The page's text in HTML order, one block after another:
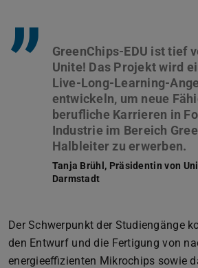
”
GreenChips-EDU ist tief
Unite! Das Projekt wird
Live-Long-Learning-
entwickeln, um neue
berufliche Karrieren in
Industrie im Bereich
Tanja Brühl, Präsidentin von
Darmstadt
Der Schwerpunkt der Studiengänge
den Entwurf und die Fertigung von
energieeffizienten Mikrochips sowie